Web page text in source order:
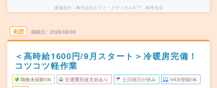
派遣会社 株式会社ルフト・メディカルケア 岐阜支店
未読 掲載日 2026/08/06
＜高時給1600円/9月スタート＞冷暖房完備！
コツコツ軽作業
職種未経験OK 交通費別途支給あり 土日祝日が休み WEB登録OK